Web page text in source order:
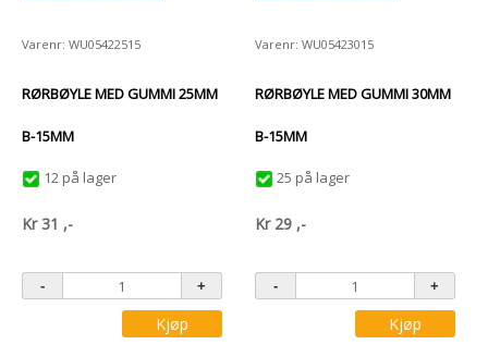
Varenr: WU05422515
RØRBØYLE MED GUMMI 25MM
B-15MM
12 på lager
Kr31 ,-
Kjøp
Varenr: WU05423015
RØRBØYLE MED GUMMI 30MM
B-15MM
25 på lager
Kr 29 ,-
Kjøp